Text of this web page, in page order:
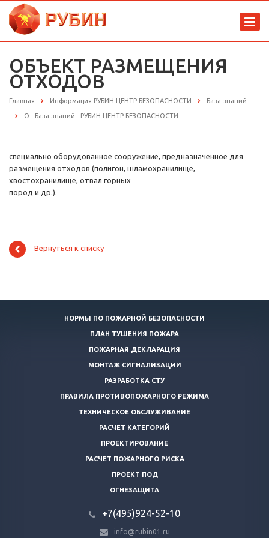
ОБЪЕКТ РАЗМЕЩЕНИЯ
ОТХОДОВ
Главная Информация РУБИН ЦЕНТР БЕЗОПАСНОСТИ База знаний
О - База знаний - РУБИН ЦЕНТР БЕЗОПАСНОСТИ
специально оборудованное сооружение, предназначенное для
размещения отходов (полигон, шламохранилище,
хвостохранилище, отвал горных
пород и др.).
Вернуться к списку
НОРМЫ ПО ПОЖАРНОЙ БЕЗОПАСНОСТИ
ПЛАН ТУШЕНИЯ ПОЖАРА
ПОЖАРНАЯ ДЕКЛАРАЦИЯ
МОНТАЖ СИГНАЛИЗАЦИИ
РАЗРАБОТКА СТУ
ПРАВИЛА ПРОТИВОПОЖАРНОГО РЕЖИМА
ТЕХНИЧЕСКОЕ ОБСЛУЖИВАНИЕ
РАСЧЕТ КАТЕГОРИЙ
ПРОЕКТИРОВАНИЕ
РАСЧЕТ ПОЖАРНОГО РИСКА
ПРОЕКТ ПОД
ОГНЕЗАЩИТА
+7(495)924-52-10
info@rubin01.ru